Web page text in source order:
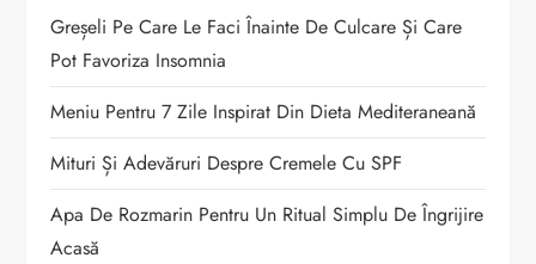
c
o
l
e
Greșeli Pe Care Le Faci Înainte De Culcare Și Care
Pot Favoriza Insomnia
Meniu Pentru 7 Zile Inspirat Din Dieta Mediteraneană
Mituri Și Adevăruri Despre Cremele Cu SPF
Apa De Rozmarin Pentru Un Ritual Simplu De Îngrijire
Acasă